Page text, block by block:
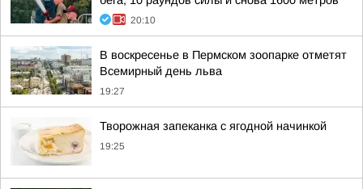
20:10
В воскресенье в Пермском зоопарке отметят
Всемирный день льва
19:27
Творожная запеканка с ягодной начинкой
19:25